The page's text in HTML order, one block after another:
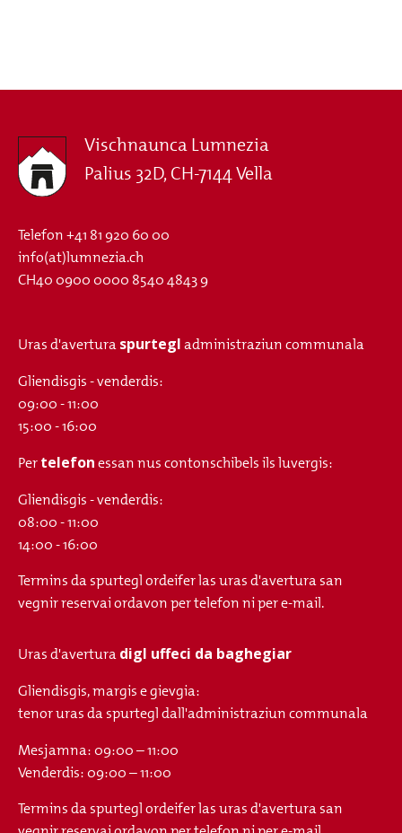
Vischnaunca Lumnezia
Palius 32D, CH-7144 Vella
Telefon+41 81 920 60 00
info(at)lumnezia.ch
CH40 0900 0000 8540 4843 9
Uras d'averturaspurtegladministraziun communala
Gliendisgis - venderdis:
09:00 - 11:00
15:00 - 16:00
Pertelefonessan nus contonschibels ils luvergis:
Gliendisgis - venderdis:
08:00 - 11:00
14:00 - 16:00
Termins da spurtegl ordeifer las uras d'avertura san
vegnir reservai ordavon per telefon ni per e-mail.
Uras d'averturadigl uffeci da baghegiar
Gliendisgis, margis e gievgia:
tenor uras da spurtegl dall'administraziun communala
Mesjamna: 09:00 – 11:00
Venderdis: 09:00 – 11:00
Termins da spurtegl ordeifer las uras d'avertura san